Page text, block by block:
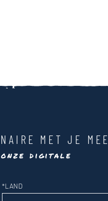
MET JE MEE
digitale
*LAND